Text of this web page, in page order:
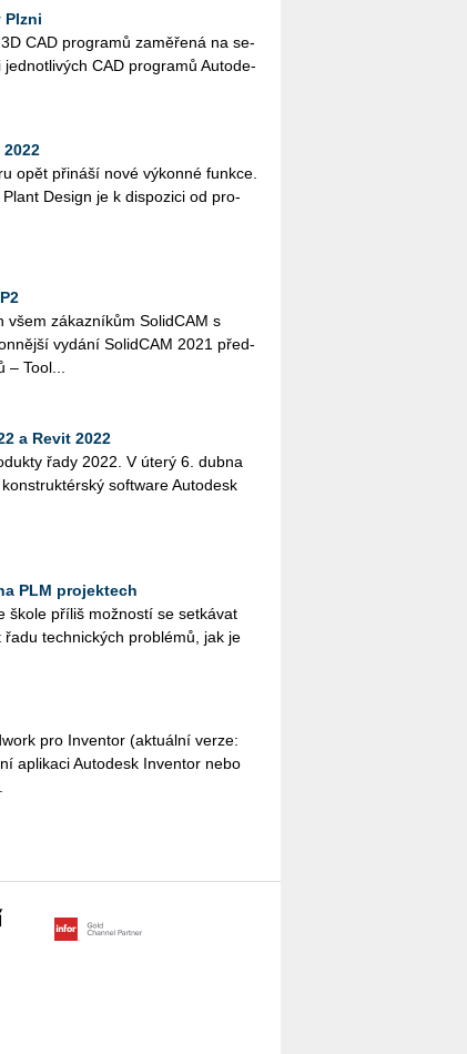
Plzni
CAD pro­gra­mů za­mě­ře­ná na se­
CAD pro­gra­mů Au­to­de­
opět při­ná­ší nové vý­kon­né funk­ce.
De­sign je k dis­po­zi­ci od pro­
všem zá­kaz­ní­kům So­lid­CAM s
vy­dá­ní So­lid­CAM 2021 před­
Tool...
a Revit 2022
řady 2022. V úterý 6. dubna
soft­ware Au­to­de­sk
PLM projektech
škole pří­liš mož­nos­tí se se­tká­vat
tech­nic­kých pro­blé­mů, jak je
pro In­ven­tor (ak­tu­ál­ní verze:
apli­ka­ci Au­to­de­sk In­ven­tor nebo